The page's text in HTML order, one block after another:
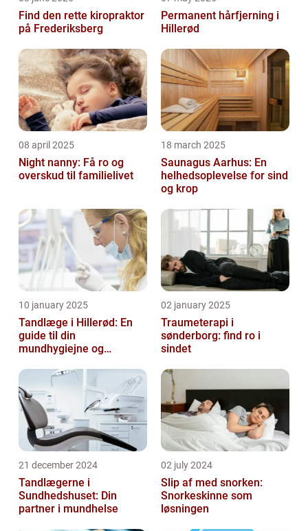
Find den rette kiropraktor
på Frederiksberg
Permanent hårfjerning i
Hillerød
08 april 2025
Night nanny: Få ro og
overskud til familielivet
18 march 2025
Saunagus Aarhus: En
helhedsoplevelse for sind
og krop
10 january 2025
Tandlæge i Hillerød: En
guide til din
mundhygiejne og
02 january 2025
Traumeterapi i
sønderborg: find ro i
sindet
21 december 2024
Tandlægerne i
Sundhedshuset: Din
partner i mundhelse
02 july 2024
Slip af med snorken:
Snorkeskinne som
løsningen